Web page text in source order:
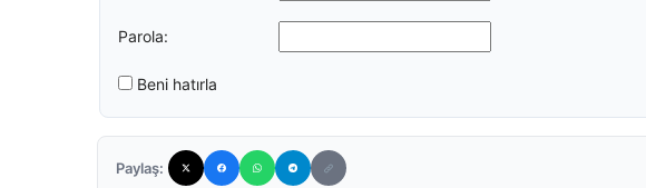
Parola:
Beni hatırla
Paylaş: